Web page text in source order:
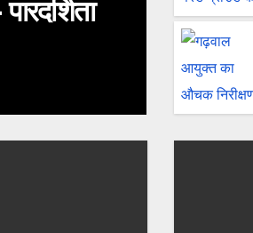
की डीएम डॉ.
अहम निर्देश